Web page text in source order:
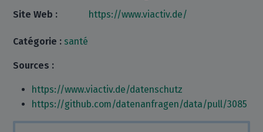
Site Web :
https://www.viactiv.de/
Catégorie : santé
Sources :
https://www.viactiv.de/datenschutz
https://github.com/datenanfragen/data/pull/3085